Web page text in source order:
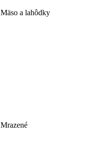
Mäso a lahôdky
Mrazené